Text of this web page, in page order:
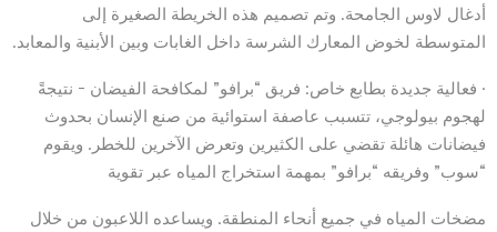
أدغال لاوس الجامحة. وتم تصميم هذه الخريطة الصغيرة إلى
المتوسطة لخوض المعارك الشرسة داخل الغابات وبين الأبنية والمعابد.
· فعالية جديدة بطابع خاص: فريق “برافو” لمكافحة الفيضان – نتيجةً
لهجوم بيولوجي، تتسبب عاصفة استوائية من صنع الإنسان بحدوث
فيضانات هائلة تقضي على الكثيرين وتعرض الآخرين للخطر. ويقوم
“سوب” وفريقه “برافو” بمهمة استخراج المياه عبر تقوية
مضخات المياه في جميع أنحاء المنطقة. ويساعده اللاعبون من خلال